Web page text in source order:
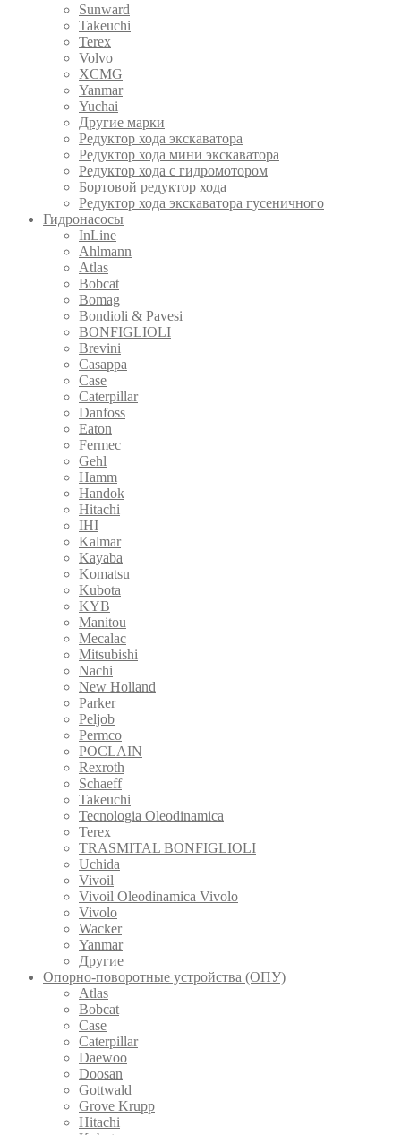
Sunward
Takeuchi
Terex
Volvo
XCMG
Yanmar
Yuchai
Другие марки
Редуктор хода экскаватора
Редуктор хода мини экскаватора
Редуктор хода с гидромотором
Бортовой редуктор хода
Редуктор хода экскаватора гусеничного
Гидронасосы
InLine
Ahlmann
Atlas
Bobcat
Bomag
Bondioli & Pavesi
BONFIGLIOLI
Brevini
Casappa
Case
Caterpillar
Danfoss
Eaton
Fermec
Gehl
Hamm
Handok
Hitachi
IHI
Kalmar
Kayaba
Komatsu
Kubota
KYB
Manitou
Mecalac
Mitsubishi
Nachi
New Holland
Parker
Peljob
Permco
POCLAIN
Rexroth
Schaeff
Takeuchi
Tecnologia Oleodinamica
Terex
TRASMITAL BONFIGLIOLI
Uchida
Vivoil
Vivoil Oleodinamica Vivolo
Vivolo
Wacker
Yanmar
Другие
Опорно-поворотные устройства (ОПУ)
Atlas
Bobcat
Case
Caterpillar
Daewoo
Doosan
Gottwald
Grove Krupp
Hitachi